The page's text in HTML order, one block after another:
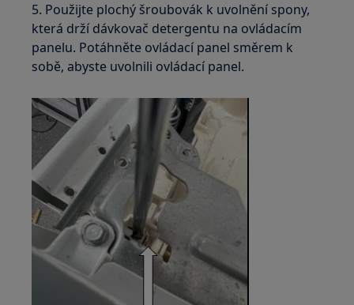
5. Použijte plochý šroubovák k uvolnění spony,
která drží dávkovač detergentu na ovládacím
panelu. Potáhněte ovládací panel směrem k
sobě, abyste uvolnili ovládací panel.